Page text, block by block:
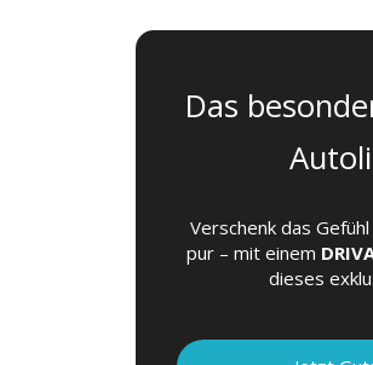
Das
Verschenk das
pur – mit einem
dieses